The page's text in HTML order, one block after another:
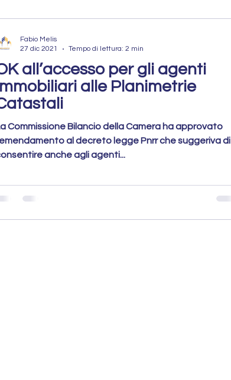
Errori da evitare
dell’Immobile
all’accesso per gli agenti
alle Planimetrie
Commissione Bilancio della Camera ha approvato
al decreto legge Pnrr che suggeriva di
anche agli agenti...
Fabio Melis
27 dic 2021
Tempo di lettura: 2 min